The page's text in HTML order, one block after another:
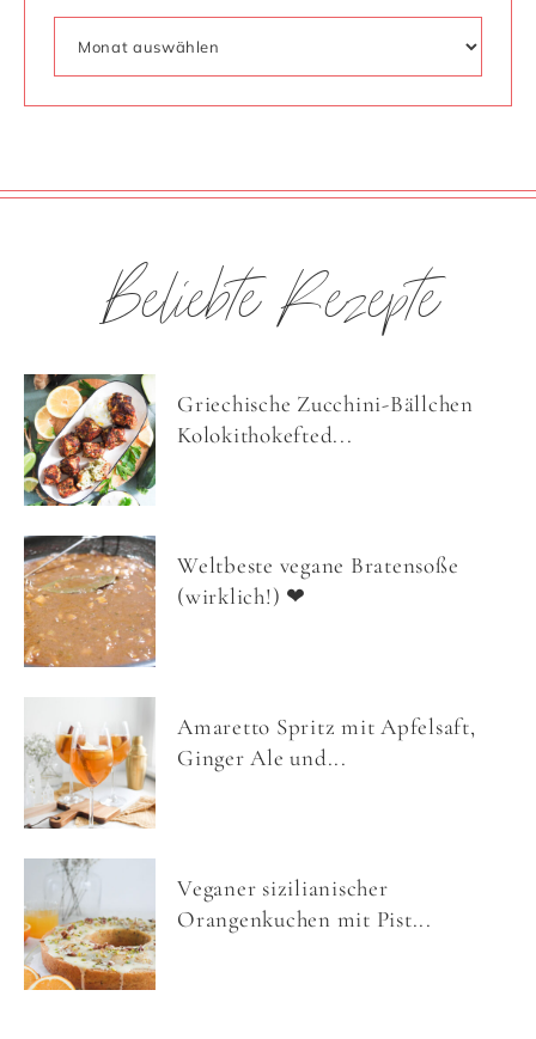
Beliebte Rezepte
Griechische Zucchini-Bällchen
Kolokithokefted...
Weltbeste vegane Bratensoße
(wirklich!) ❤
Amaretto Spritz mit Apfelsaft,
Ginger Ale und...
Veganer sizilianischer
Orangenkuchen mit Pist...